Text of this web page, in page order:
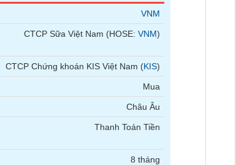
VNM
CTCP Sữa Việt Nam (HOSE:VNM)
CTCP Chứng khoán KIS Việt Nam (KIS)
Mua
Châu Âu
Thanh Toán Tiền
8 tháng